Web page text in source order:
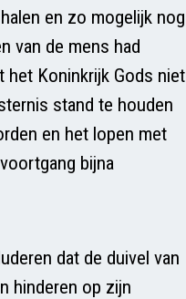
en zo mogelijk nog
van de mens had
het Koninkrijk Gods niet
stand te houden
en het lopen met
bijna
dat de duivel van
hinderen op zijn